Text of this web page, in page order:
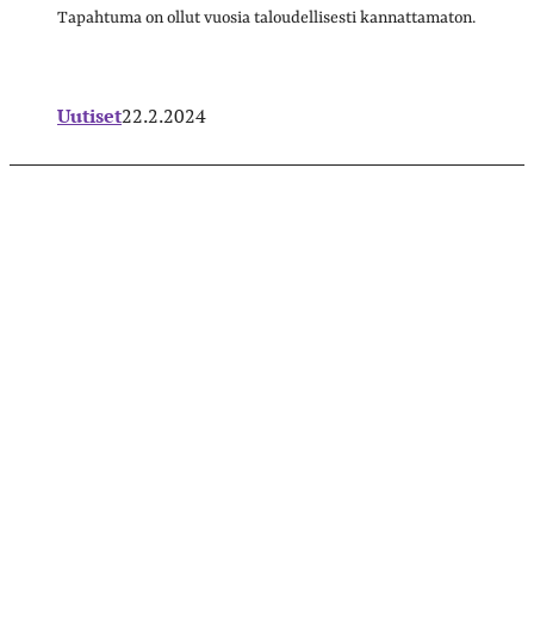
Tapahtuma on ollut vuosia taloudellisesti kannattamaton.
Uutiset22.2.2024